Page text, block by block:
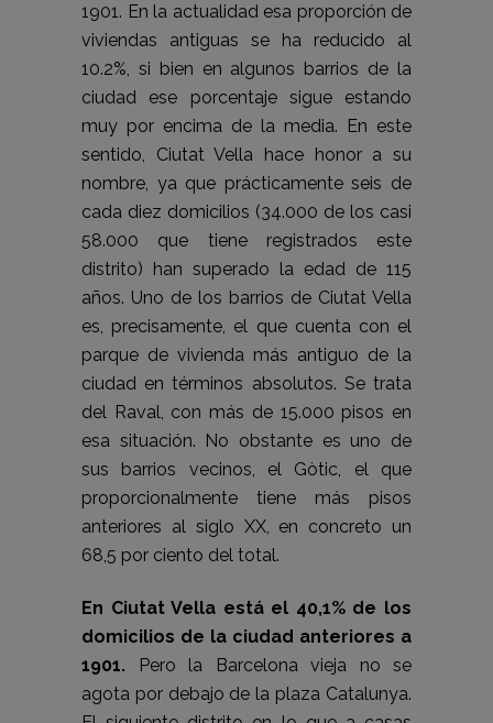
1901. En la actualidad esa proporción de
viviendas antiguas se ha reducido al
10.2%, si bien en algunos barrios de la
ciudad ese porcentaje sigue estando
muy por encima de la media. En este
sentido, Ciutat Vella hace honor a su
nombre, ya que prácticamente seis de
cada diez domicilios (34.000 de los casi
58.000 que tiene registrados este
distrito) han superado la edad de 115
años. Uno de los barrios de Ciutat Vella
es, precisamente, el que cuenta con el
parque de vivienda más antiguo de la
ciudad en términos absolutos. Se trata
del Raval, con más de 15.000 pisos en
esa situación. No obstante es uno de
sus barrios vecinos, el Gòtic, el que
proporcionalmente tiene más pisos
anteriores al siglo XX, en concreto un
68,5 por ciento del total.
En Ciutat Vella está el 40,1% de los
domicilios de la ciudad anteriores a
1901. Pero la Barcelona vieja no se
agota por debajo de la plaza Catalunya.